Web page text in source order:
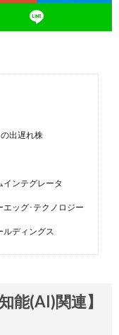
出遅れ株
ンテグレータ
ッグ･テクノロジー
ルディングス
能(AI)関連】